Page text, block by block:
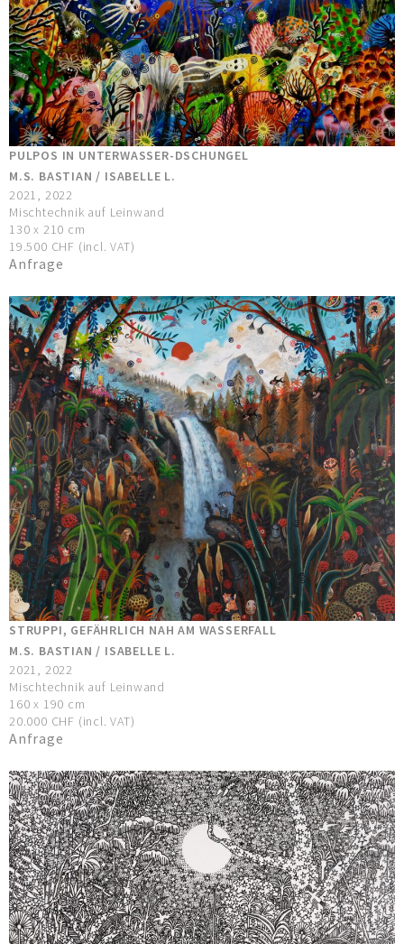
PULPOS IN UNTERWASSER-DSCHUNGEL
M.S. BASTIAN / ISABELLE L.
2021, 2022
Mischtechnik auf Leinwand
130 x 210 cm
19.500 CHF (incl. VAT)
Anfrage
STRUPPI, GEFÄHRLICH NAH AM WASSERFALL
M.S. BASTIAN / ISABELLE L.
2021, 2022
Mischtechnik auf Leinwand
160 x 190 cm
20.000 CHF (incl. VAT)
Anfrage